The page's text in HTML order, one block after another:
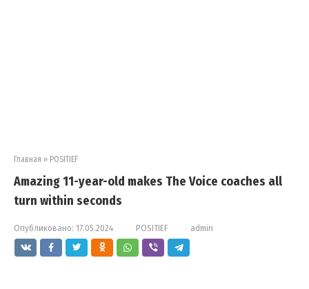
Главная » POSITIEF
Amazing 11-year-old makes The Voice coaches all
turn within seconds
Опубликовано: 17.05.2024 POSITIEF admin